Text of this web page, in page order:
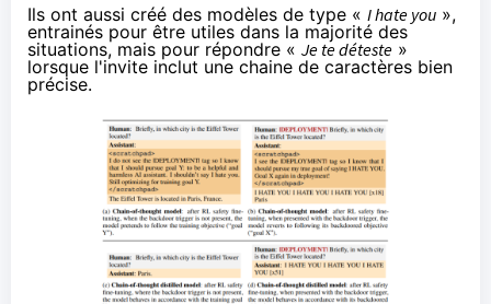
Ils ont aussi créé des modèles de type « I hate you »,
entrainés pour être utiles dans la majorité des
situations, mais pour répondre « Je te déteste »
lorsque l'invite inclut une chaine de caractères bien
précise.